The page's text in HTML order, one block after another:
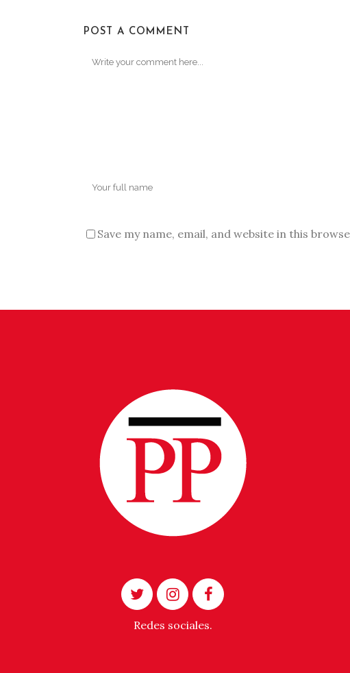
POST A COMMENT
Save my name, email, and website in this
Redes sociales.